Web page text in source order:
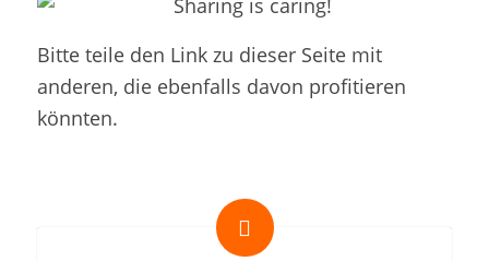
Bitte teile den Link zu dieser Seite mit
anderen, die ebenfalls davon profitieren
könnten.